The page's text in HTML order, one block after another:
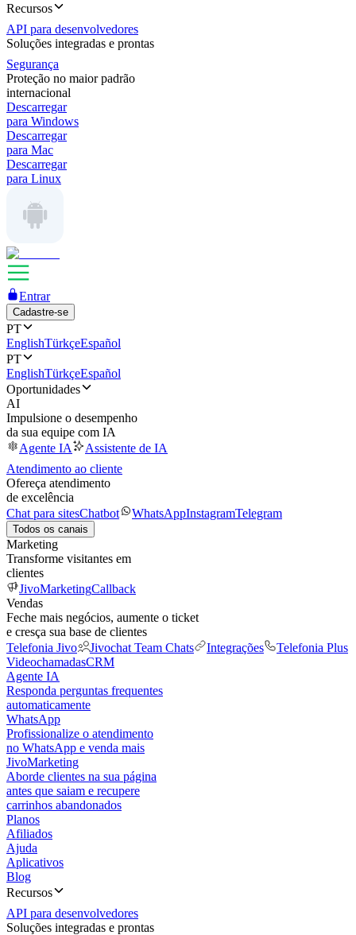
Recursos
API para desenvolvedores
Soluções integradas e prontas
Segurança
Proteção no maior padrão
internacional
Descarregar
para Windows
Descarregar
para Mac
Descarregar
para Linux
Entrar
Cadastre-se
PT
EnglishTürkçeEspañol
PT
EnglishTürkçeEspañol
Oportunidades
AI
Impulsione o desempenho
da sua equipe com IA
Agente IA
Assistente de IA
Atendimento ao cliente
Ofereça atendimento
de excelência
Chat para sitesChatbot WhatsAppInstagramTelegram
Todos os canais
Marketing
Transforme visitantes em
clientes
JivoMarketingCallback
Vendas
Feche mais negócios, aumente o ticket
e cresça sua base de clientes
Telefonia Jivo
Jivochat Team Chats Integrações
Telefonia Plus
VideochamadasCRM
Agente IA
Responda perguntas frequentes
automaticamente
WhatsApp
Profissionalize o atendimento
no WhatsApp e venda mais
JivoMarketing
Aborde clientes na sua página
antes que saiam e recupere
carrinhos abandonados
Planos
Afiliados
Ajuda
Aplicativos
Blog
Recursos
API para desenvolvedores
Soluções integradas e prontas